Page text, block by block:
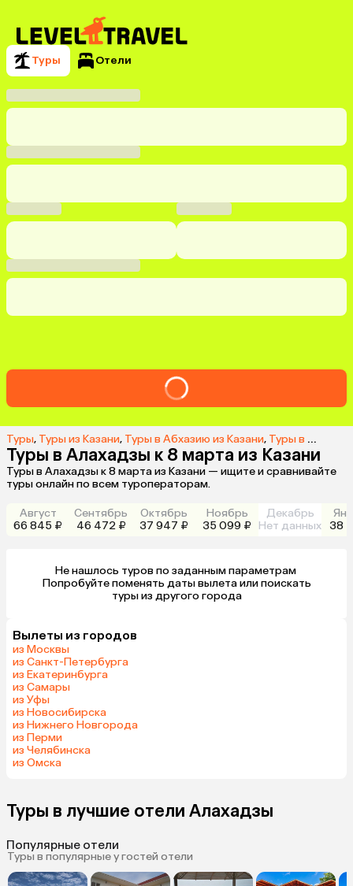
Туры Отели
Туры, Туры из Казани, Туры в Абхазию из Казани, Туры в Алахадзы из Казани
Туры в Алахадзы к 8 марта из Казани
Туры в Алахадзы к 8 марта из Казани — ищите и сравнивайте
туры онлайн по всем туроператорам.
Август
66 845 ₽
Сентябрь
46 472 ₽
Октябрь
37 947 ₽
Ноябрь
35 099 ₽
Декабрь
Нет данных
38
Не нашлось туров по заданным параметрам
туры из другого города
Вылеты из городов
из Москвы
из Санкт-Петербурга
из Екатеринбурга
из Самары
из Уфы
из Новосибирска
из Нижнего Новгорода
из Перми
из Челябинска
из Омска
Туры в лучшие отели Алахадзы
Популярные отели
Туры в популярные у гостей отели